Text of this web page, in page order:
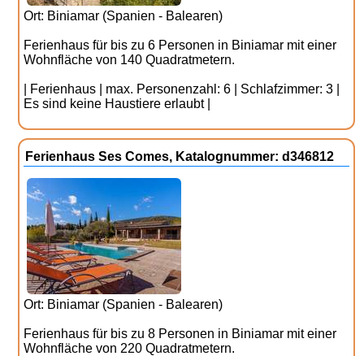
Ort: Biniamar (Spanien - Balearen)
Ferienhaus für bis zu 6 Personen in Biniamar mit einer
Wohnfläche von 140 Quadratmetern.
| Ferienhaus | max. Personenzahl: 6 | Schlafzimmer: 3 |
Es sind keine Haustiere erlaubt |
Ferienhaus Ses Comes, Katalognummer: d346812
Ort: Biniamar (Spanien - Balearen)
Ferienhaus für bis zu 8 Personen in Biniamar mit einer
Wohnfläche von 220 Quadratmetern.